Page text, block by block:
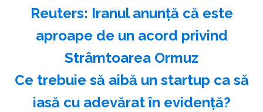
Reuters: Iranul anunţă că este
aproape de un acord privind
Strâmtoarea Ormuz
Ce trebuie să aibă un startup ca să
iasă cu adevărat în evidență?